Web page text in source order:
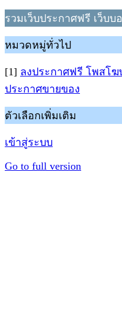
รวมเว็บประกาศฟรี เว็บ
หมวดหมู่ทั่วไป
[1] ลงประกาศฟรี โพสโ
ประกาศขายของ
ตัวเลือกเพิ่มเติม
เข้าสู่ระบบ
Go to full version